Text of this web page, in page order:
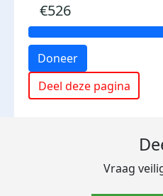
€526
Doneer
Deel deze pagina
Vraag